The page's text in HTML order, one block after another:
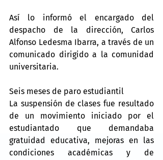
Así lo informó el encargado del
despacho de la dirección, Carlos
Alfonso Ledesma Ibarra, a través de un
comunicado dirigido a la comunidad
universitaria.
Seis meses de paro estudiantil
La suspensión de clases fue resultado
de un movimiento iniciado por el
estudiantado que demandaba
gratuidad educativa, mejoras en las
condiciones académicas y de